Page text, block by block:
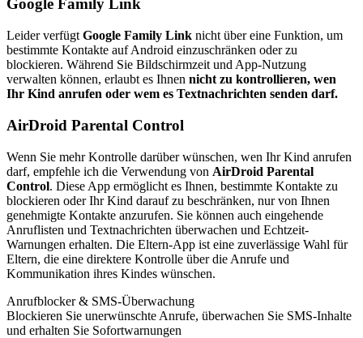
Google Family Link
Leider verfügt Google Family Link nicht über eine Funktion, um
bestimmte Kontakte auf Android einzuschränken oder zu
blockieren. Während Sie Bildschirmzeit und App-Nutzung
verwalten können, erlaubt es Ihnen nicht zu kontrollieren, wen
Ihr Kind anrufen oder wem es Textnachrichten senden darf.
AirDroid Parental Control
Wenn Sie mehr Kontrolle darüber wünschen, wen Ihr Kind anrufen
darf, empfehle ich die Verwendung von AirDroid Parental
Control. Diese App ermöglicht es Ihnen, bestimmte Kontakte zu
blockieren oder Ihr Kind darauf zu beschränken, nur von Ihnen
genehmigte Kontakte anzurufen. Sie können auch eingehende
Anruflisten und Textnachrichten überwachen und Echtzeit-
Warnungen erhalten. Die Eltern-App ist eine zuverlässige Wahl für
Eltern, die eine direktere Kontrolle über die Anrufe und
Kommunikation ihres Kindes wünschen.
Anrufblocker & SMS-Überwachung
Blockieren Sie unerwünschte Anrufe, überwachen Sie SMS-Inhalte
und erhalten Sie Sofortwarnungen